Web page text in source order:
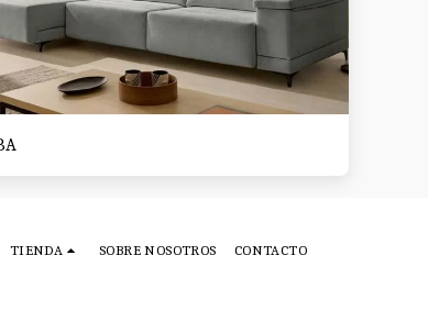
TIENDA SOBRE NOSOTROS CONTACTO